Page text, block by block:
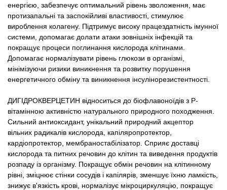
енергією, забезпечує оптимальний рівень зволоження, має
протизапальні та заспокійливі властивості, стимулює
вироблення колагену. Підтримує високу працездатність імунної
системи, допомагає долати атаки зовнішніх інфекцій та
покращує процеси поглинання кислорода клітинами.
Допомагає нормалізувати рівень глюкози в організмі,
мінімізуючи ризики виникнення та розвитку порушення
енергетичного обміну та виникнення інсулінорезистентності.
ДИГІДРОКВЕРЦЕТИН відноситься до біофлавоноїдів з Р-
вітамінною активністю натурального природного походження.
Сильний антиоксидант, унікальний природний акцептор
вільних радикалів кислорода, капіляропротектор,
кардіопротектор, мембраностабілізатор. Сприяє доставці
кислорода та питних речовин до клітин та виведення продуктів
розпаду із організму. Покращує обмін речовин на клітинному
рівні, зміцнює стінки сосудів і капілярів, зменшує їхню ламкість,
знижує в'язкість крові, нормалізує мікроциркуляцію, покращує